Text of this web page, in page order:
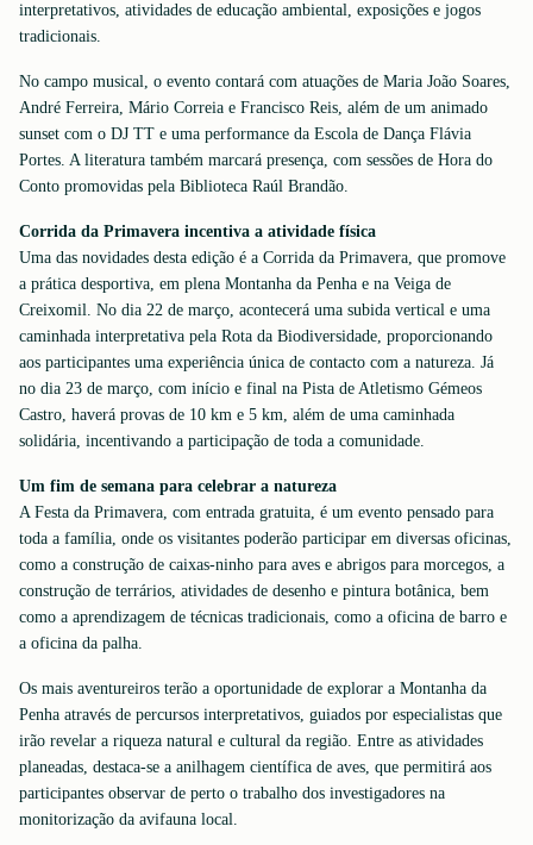
interpretativos, atividades de educação ambiental, exposições e jogos
tradicionais.
No campo musical, o evento contará com atuações de Maria João Soares,
André Ferreira, Mário Correia e Francisco Reis, além de um animado
sunset com o DJ TT e uma performance da Escola de Dança Flávia
Portes. A literatura também marcará presença, com sessões de Hora do
Conto promovidas pela Biblioteca Raúl Brandão.
Corrida da Primavera incentiva a atividade física
Uma das novidades desta edição é a Corrida da Primavera, que promove
a prática desportiva, em plena Montanha da Penha e na Veiga de
Creixomil. No dia 22 de março, acontecerá uma subida vertical e uma
caminhada interpretativa pela Rota da Biodiversidade, proporcionando
aos participantes uma experiência única de contacto com a natureza. Já
no dia 23 de março, com início e final na Pista de Atletismo Gémeos
Castro, haverá provas de 10 km e 5 km, além de uma caminhada
solidária, incentivando a participação de toda a comunidade.
Um fim de semana para celebrar a natureza
A Festa da Primavera, com entrada gratuita, é um evento pensado para
toda a família, onde os visitantes poderão participar em diversas oficinas,
como a construção de caixas-ninho para aves e abrigos para morcegos, a
construção de terrários, atividades de desenho e pintura botânica, bem
como a aprendizagem de técnicas tradicionais, como a oficina de barro e
a oficina da palha.
Os mais aventureiros terão a oportunidade de explorar a Montanha da
Penha através de percursos interpretativos, guiados por especialistas que
irão revelar a riqueza natural e cultural da região. Entre as atividades
planeadas, destaca-se a anilhagem científica de aves, que permitirá aos
participantes observar de perto o trabalho dos investigadores na
monitorização da avifauna local.